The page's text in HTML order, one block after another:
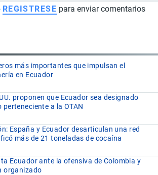
REGISTRESE para enviar comentarios
más importantes que impulsan el
en Ecuador
proponen que Ecuador sea designado
a la OTAN
España y Ecuador desarticulan una red
más de 21 toneladas de cocaína
Ecuador ante la ofensiva de Colombia y
organizado